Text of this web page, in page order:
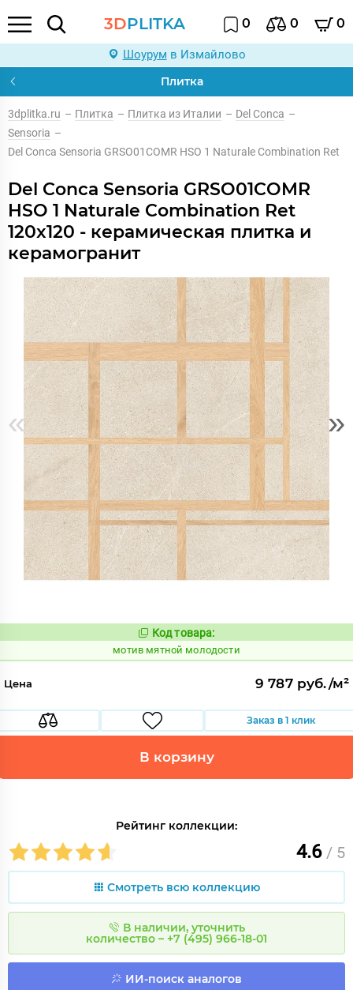
3DPLITKA 0 0 0
Шоурум в Измайлово
Плитка
3dplitka.ru – Плитка – Плитка из Италии – Del Conca –
Sensoria –
Del Conca Sensoria GRSO01COMR HSO 1 Naturale Combination Ret
Del Conca Sensoria GRSO01COMR
HSO 1 Naturale Combination Ret
120x120 - керамическая плитка и
керамогранит
« »
Код:
1039054
Код товара:
мотив мятной молодости
Цена 9 787 руб./м²
Заказ в 1 клик
В корзину
Рейтинг коллекции:
4.6 / 5
Смотреть всю коллекцию
В наличии, уточнить
количество – +7 (495) 966-18-01
ИИ-поиск аналогов